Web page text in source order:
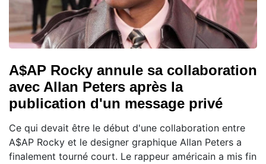
A$AP Rocky annule sa collaboration
avec Allan Peters après la
publication d'un message privé
Ce qui devait être le début d'une collaboration entre
A$AP Rocky et le designer graphique Allan Peters a
finalement tourné court. Le rappeur américain a mis fin